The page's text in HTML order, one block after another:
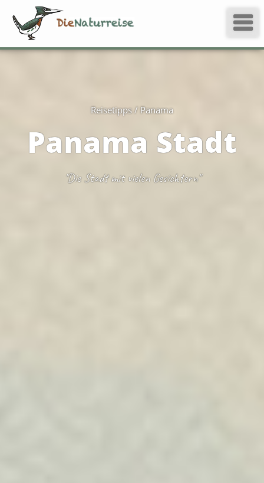
Reisetipps / Panama
Panama Stadt
"Die Stadt mit vielen Gesichtern"